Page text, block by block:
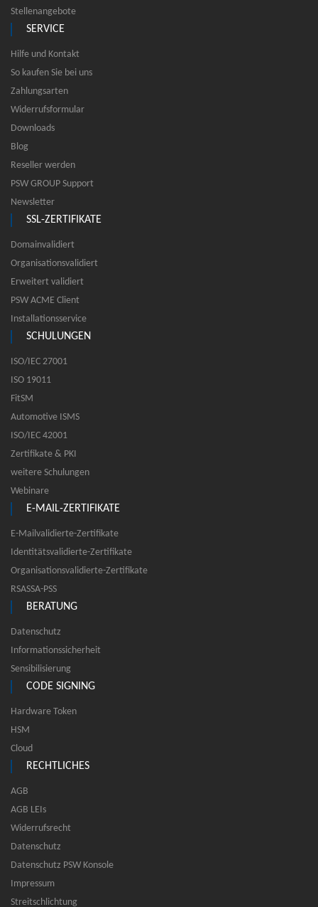
Stellenangebote
SERVICE
Hilfe und Kontakt
So kaufen Sie bei uns
Zahlungsarten
Widerrufsformular
Downloads
Blog
Reseller werden
PSW GROUP Support
Newsletter
SSL-ZERTIFIKATE
Domainvalidiert
Organisationsvalidiert
Erweitert validiert
PSW ACME Client
Installationsservice
SCHULUNGEN
ISO/IEC 27001
ISO 19011
FitSM
Automotive ISMS
ISO/IEC 42001
Zertifikate & PKI
weitere Schulungen
Webinare
E-MAIL-ZERTIFIKATE
E-Mailvalidierte-Zertifikate
Identitätsvalidierte-Zertifikate
Organisationsvalidierte-Zertifikate
RSASSA-PSS
BERATUNG
Datenschutz
Informationssicherheit
Sensibilisierung
CODE SIGNING
Hardware Token
HSM
Cloud
RECHTLICHES
AGB
AGB LEIs
Widerrufsrecht
Datenschutz
Datenschutz PSW Konsole
Impressum
Streitschlichtung